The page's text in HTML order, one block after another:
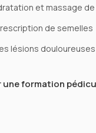
et massage
de semelles
lésions douloureuses
une formation